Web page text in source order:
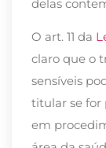
delas
O art. 11 da
claro que o
sensíveis
titular se for
em